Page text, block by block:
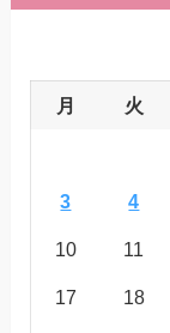
月 火
3 4
10 11
17 18